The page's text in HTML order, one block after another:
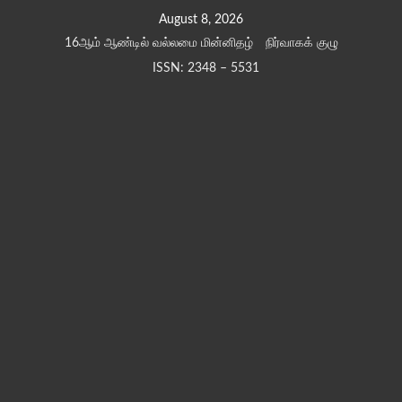
August 8, 2026
16ஆம் ஆண்டில் வல்லமை மின்னிதழ்
நிர்வாகக் குழு
ISSN: 2348 – 5531